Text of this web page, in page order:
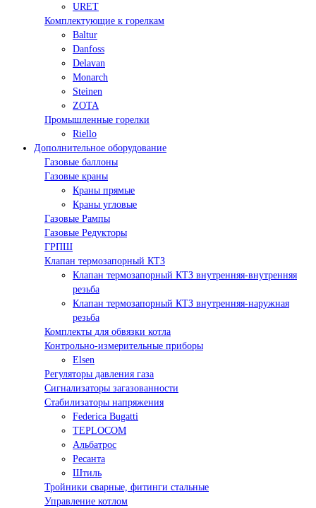
URET
Комплектующие к горелкам
Baltur
Danfoss
Delavan
Monarch
Steinen
ZOTA
Промышленные горелки
Riello
Дополнительное оборудование
Газовые баллоны
Газовые краны
Краны прямые
Краны угловые
Газовые Рампы
Газовые Редукторы
ГРПШ
Клапан термозапорный КТЗ
Клапан термозапорный КТЗ внутренняя-внутренняя
резьба
Клапан термозапорный КТЗ внутренняя-наружная
резьба
Комплекты для обвязки котла
Контрольно-измерительные приборы
Elsen
Регуляторы давления газа
Сигнализаторы загазованности
Стабилизаторы напряжения
Federica Bugatti
TEPLOCOM
Альбатрос
Ресанта
Штиль
Тройники сварные, фитинги стальные
Управление котлом